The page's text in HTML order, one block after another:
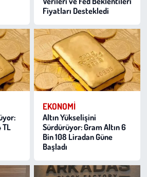
Fiyatları Destekledi
TL
EKONOMI
Altın Yükselişini
Sürdürüyor: Gram Altın 6
Bin 108 Liradan Güne
Başladı